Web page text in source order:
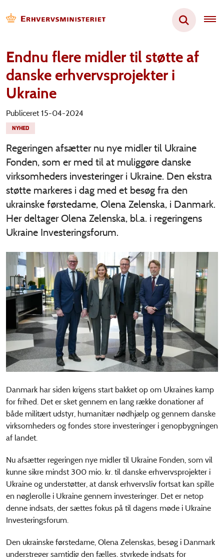
Endnu flere midler til støtte af
danske erhvervsprojekter i
Ukraine
Publiceret 15-04-2024
NYHED
Regeringen afsætter nu nye midler til Ukraine
Fonden, som er med til at muliggøre danske
virksomheders investeringer i Ukraine. Den ekstra
støtte markeres i dag med et besøg fra den
ukrainske førstedame, Olena Zelenska, i Danmark.
Her deltager Olena Zelenska, bl.a. i regeringens
Ukraine Investeringsforum.
Danmark har siden krigens start bakket op om Ukraines kamp
for frihed. Det er sket gennem en lang række donationer af
både militært udstyr, humanitær nødhjælp og gennem danske
virksomheders og fondes store investeringer i genopbygningen
af landet.
Nu afsætter regeringen nye midler til Ukraine Fonden, som vil
kunne sikre mindst 300 mio. kr. til danske erhvervsprojekter i
Ukraine og understøtter, at dansk erhvervsliv fortsat kan spille
en nøglerolle i Ukraine gennem investeringer. Det er netop
denne indsats, der sættes fokus på til dagens møde i Ukraine
Investeringsforum.
Den ukrainske førstedame, Olena Zelenskas, besøg i Danmark
understreger samtidig den fælles, styrkede indsats for